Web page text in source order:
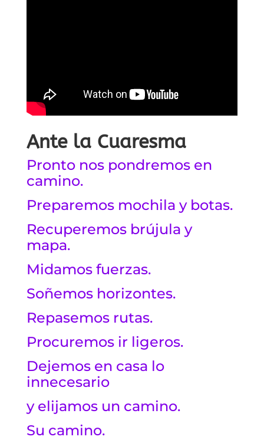
Ante la Cuaresma
Pronto nos pondremos en
camino.
Preparemos mochila y botas.
Recuperemos brújula y
mapa.
Midamos fuerzas.
Soñemos horizontes.
Repasemos rutas.
Procuremos ir ligeros.
Dejemos en casa lo
innecesario
y elijamos un camino.
Su camino.